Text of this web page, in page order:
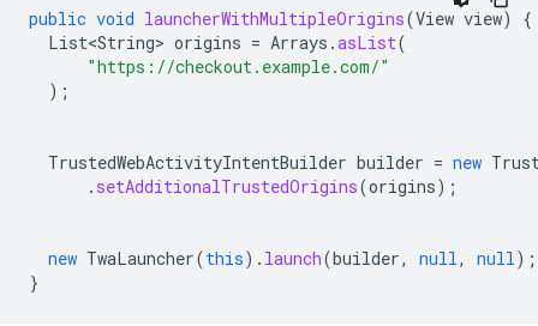
public void launcherWithMultipleOrigins(View view)
{
List<String> origins = Arrays .asList(
"https://checkout.example.com/"
);
TrustedWebActivityIntentBuilder builder = new
. setAdditionalTrustedOrigins(origins);
new TwaLauncher(this). launch(builder, null, null);
}